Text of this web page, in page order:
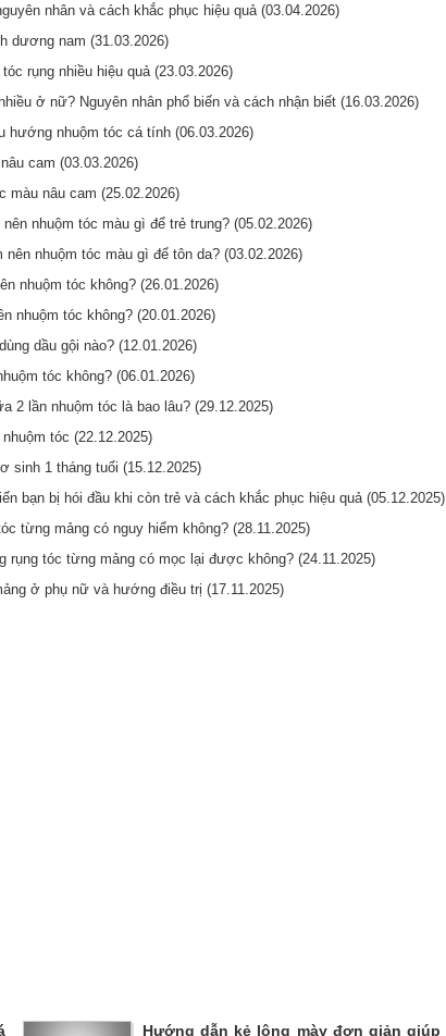
nhân và cách khắc phục hiệu quả (03.04.2026)
dương nam (31.03.2026)
rụng nhiều hiệu quả (23.03.2026)
ở nữ? Nguyên nhân phổ biến và cách nhận biết (16.03.2026)
hướng nhuộm tóc cá tính (06.03.2026)
cam (03.03.2026)
màu nâu cam (25.02.2026)
nhuộm tóc màu gì để trẻ trung? (05.02.2026)
nên nhuộm tóc màu gì để tôn da? (03.02.2026)
nhuộm tóc không? (26.01.2026)
nhuộm tóc không? (20.01.2026)
dầu gội nào? (12.01.2026)
tóc không? (06.01.2026)
2 lần nhuộm tóc là bao lâu? (29.12.2025)
tóc (22.12.2025)
sinh 1 tháng tuổi (15.12.2025)
bạn bị hói đầu khi còn trẻ và cách khắc phục hiệu quả (05.12.2025)
từng mảng có nguy hiểm không? (28.11.2025)
rụng tóc từng mảng có mọc lại được không? (24.11.2025)
ở phụ nữ và hướng điều trị (17.11.2025)
Hướng dẫn kẻ lông mày đơn giản giúp